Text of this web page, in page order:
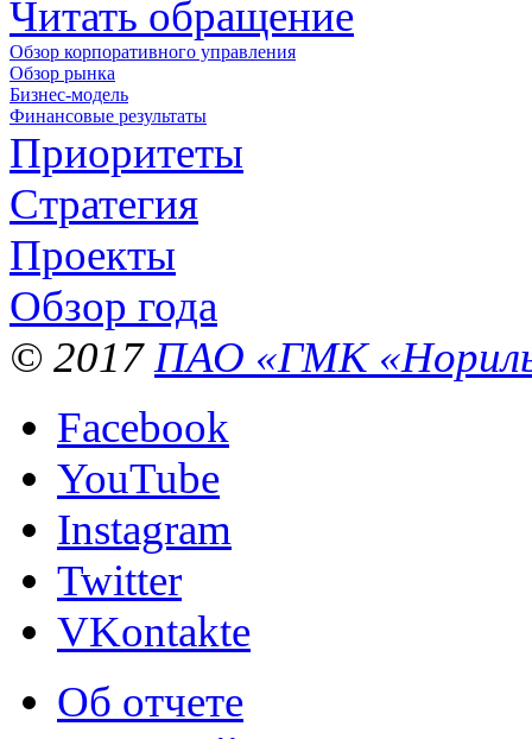
Читать обращение
Обзор корпоративного управления
Обзор рынка
Бизнес-модель
Финансовые результаты
Приоритеты
Стратегия
Проекты
Обзор года
© 2017 ПАО «ГМК
Facebook
YouTube
Instagram
Twitter
VKontakte
Об отчете